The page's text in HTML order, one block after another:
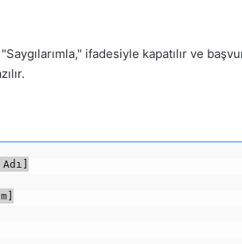
ifadesiyle kapatılır ve